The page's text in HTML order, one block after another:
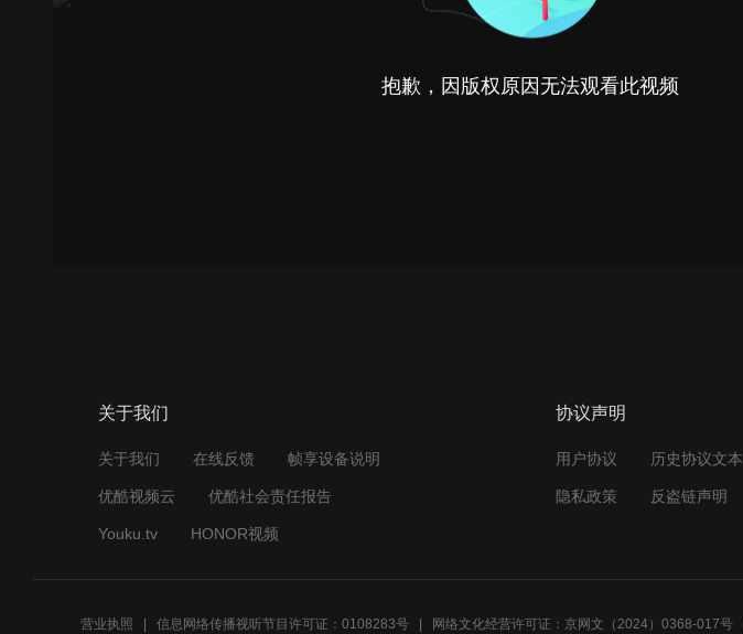
抱歉，因版权原因无法观看此视频
关于我们
关于我们 在线反馈 帧享设备说明
优酷视频云 优酷社会责任报告
Youku.tv HONOR视频
协议声明
用户协议 历史协议文本
隐私政策 反盗链声明
营业执照 信息网络传播视听节目许可证：0108283号 网络文化经营许可证：京网文（2024）0368-017号